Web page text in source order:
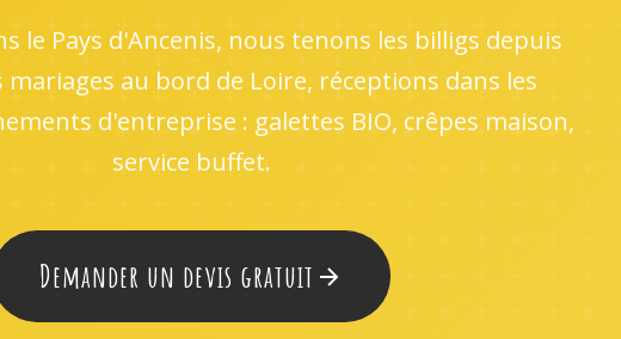
le Pays d'Ancenis, nous tenons les billigs depuis
mariages au bord de Loire, réceptions dans les
d'entreprise : galettes BIO, crêpes maison,
service buffet.
Demander un devis gratuit